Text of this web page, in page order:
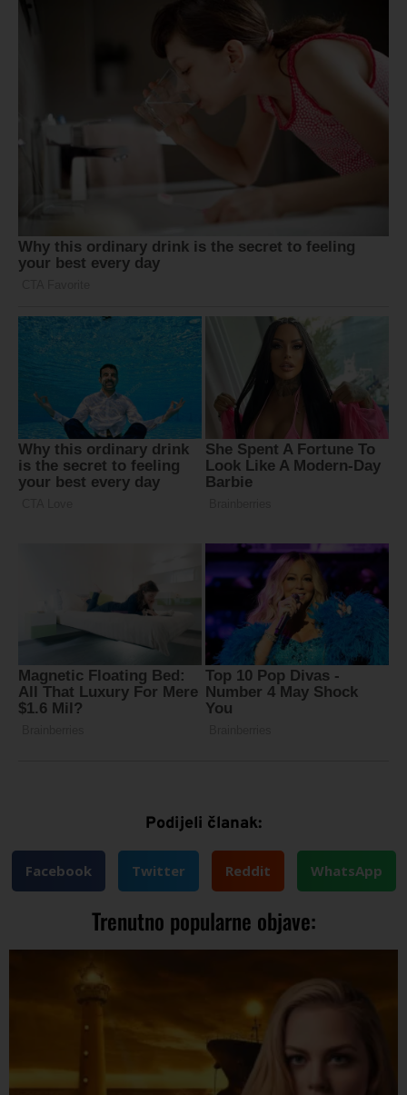
Podijeli članak:
Facebook Twitter Reddit WhatsApp
Trenutno popularne objave: